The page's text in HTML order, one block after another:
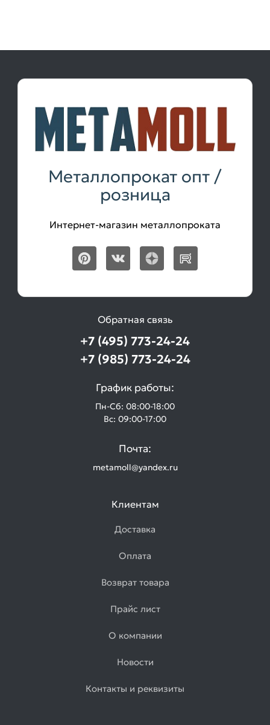
Металлопрокат опт /
розница
Интернет-магазин металлопроката
Обратная связь
+7 (495) 773-24-24
+7 (985) 773-24-24
График работы:
Пн-Сб: 08:00-18:00
Вс: 09:00-17:00
Почта:
metamoll@yandex.ru
Клиентам
Доставка
Оплата
Возврат товара
Прайс лист
О компании
Новости
Контакты и реквизиты